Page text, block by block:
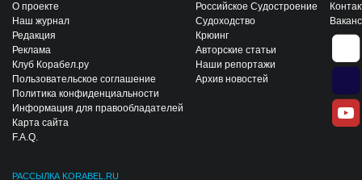
О проекте
Наш журнал
Редакция
Реклама
Клуб Корабел.ру
Пользовательское соглашение
Политика конфиденциальности
Информация для правообладателей
Карта сайта
F.A.Q.
Российское Судостроение
Судоходство
Крюинг
Авторские статьи
Наши репортажи
Архив новостей
РАССЫЛКА KORABEL.RU